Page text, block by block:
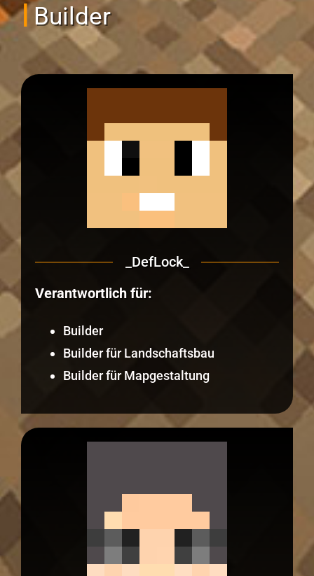
Builder
_DefLock_
Verantwortlich für:
Builder
Builder für Landschaftsbau
Builder für Mapgestaltung